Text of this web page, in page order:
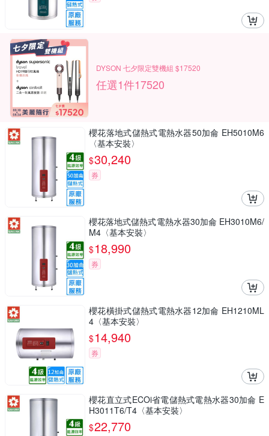
DYSON 七夕限定雙機組 $17520
任選1件17520
櫻花落地式儲熱式電熱水器50加侖 EH5010M6
〈基本安裝〉
$30,240
券
櫻花落地式儲熱式電熱水器30加侖 EH3010M6/
M4〈基本安裝〉
$18,990
券
櫻花橫掛式儲熱式電熱水器12加侖 EH1210ML
4〈基本安裝〉
$14,940
券
櫻花直立式ECOi省電儲熱式電熱水器30加侖 E
H3011T6/T4〈基本安裝〉
$22,770